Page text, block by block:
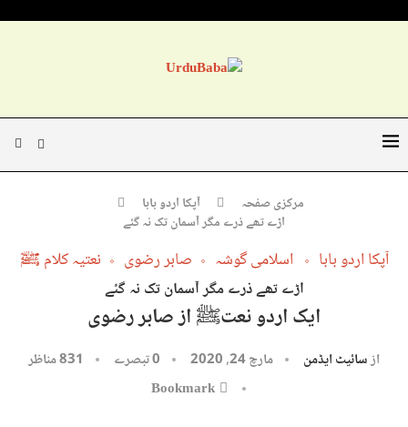
مرکزی صفحہ
آپکا اردو بابا
اڑے تھے ذرے مگر آسمان تک نہ گئے
آپکا اردو بابا اسلامی گوشہ صابر رضوی نعتیہ کلام ﷺ
اڑے تھے ذرے مگر آسمان تک نہ گئے
ایک اردو نعتﷺ از صابر رضوی
ازسائیٹ ایڈمن مارچ 24, 2020 0 تبصرے 831مناظر
Bookmark